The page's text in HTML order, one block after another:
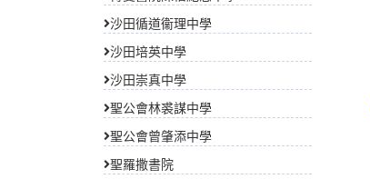
沙田循道衞理中學
沙田培英中學
沙田崇真中學
聖公會林裘謀中學
聖公會曾肇添中學
聖羅撒書院